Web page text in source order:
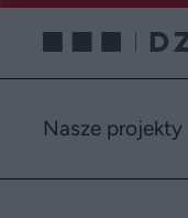
Nasze projekty